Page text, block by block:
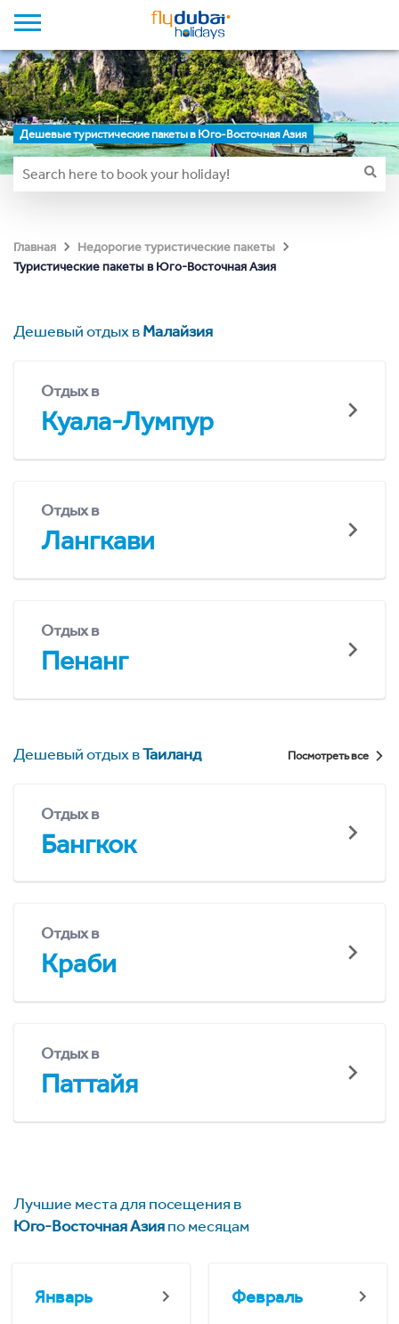
Дешевые туристические пакеты в Юго-Восточная Азия
Главная
Недорогие туристические пакеты
Туристические пакеты в Юго-Восточная Азия
Дешевый отдых вМалайзия
Отдых в
Куала-Лумпур
Отдых в
Лангкави
Отдых в
Пенанг
Дешевый отдых вТаиланд Посмотреть все
Отдых в
Бангкок
Отдых в
Краби
Отдых в
Паттайя
Лучшие места для посещения в
Юго-Восточная Азияпо месяцам
Январь Февраль